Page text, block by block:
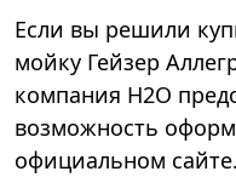
Если вы решили
мойку Гейзер
компания Н2О
возможность
официальном